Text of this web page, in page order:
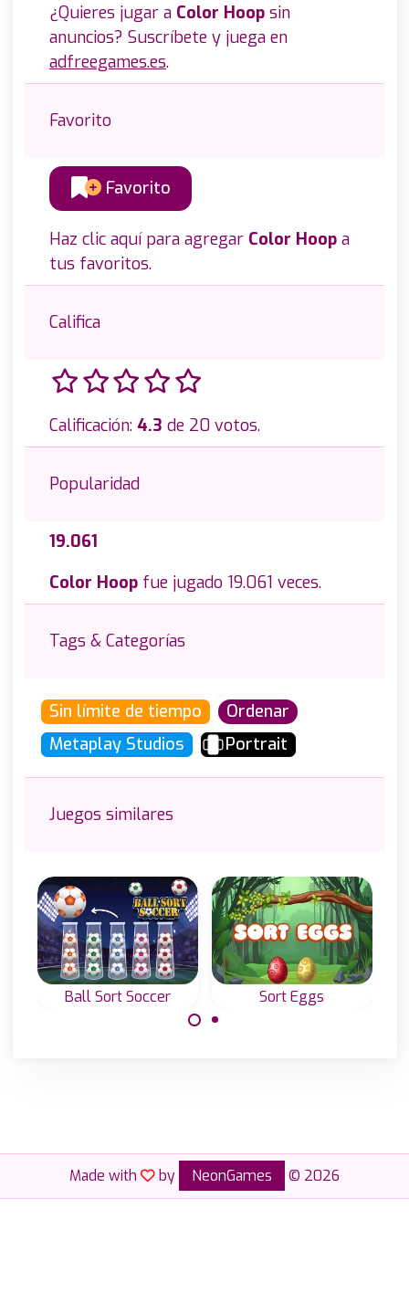
¿Quieres jugar a Color Hoop sin
anuncios? Suscríbete y juega en
adfreegames.es.
Favorito
Favorito
Haz clic aquí para agregar Color Hoop a
tus favoritos.
Califica
Calificación: 4.3 de 20 votos.
Popularidad
19.061
Color Hoop fue jugado 19.061 veces.
Tags & Categorías
Sin límite de tiempo
Ordenar
Metaplay Studios
Portrait
Juegos similares
Ball Sort Soccer Sort Eggs
Made with by NeonGames © 2026